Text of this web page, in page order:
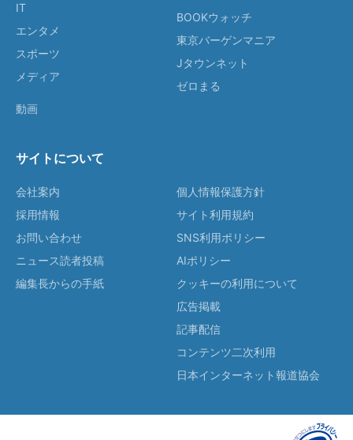
IT
エンタメ
スポーツ
メディア
動画
BOOKウォッチ
東京バーゲンマニア
Jタウンネット
ゼロまる
サイトについて
会社案内
採用情報
お問い合わせ
ニュース読者投稿
編集長からの手紙
個人情報保護方針
サイト利用規約
SNS利用ポリシー
AIポリシー
クッキーの利用について
広告掲載
記事配信
コンテンツ二次利用
日本インターネット報道協会